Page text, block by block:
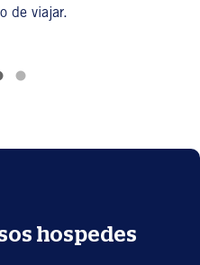
de viajar.
hospedes